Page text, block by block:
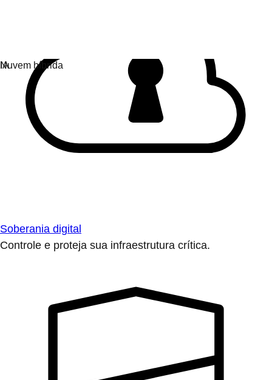
Soberania digital
Controle e proteja sua infraestrutura crítica.